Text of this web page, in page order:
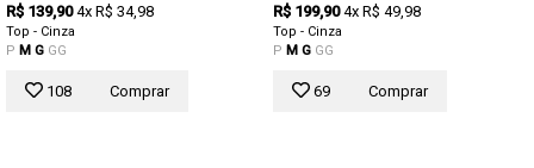
R$ 139,90 4x R$ 34,98
Top - Cinza
P M G GG
108 Comprar
R$ 199,90 4x R$ 49,98
Top - Cinza
P M G GG
69 Comprar